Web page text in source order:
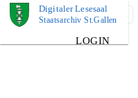
Digitaler Lesesaal
Staatsarchiv St.Gallen
LOGIN
DOKUMENT